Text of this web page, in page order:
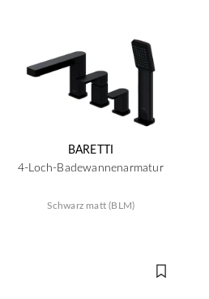
BARETTI
4-Loch-Badewannenarmatur
Schwarz matt (BLM)